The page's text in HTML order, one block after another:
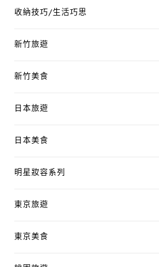
收納技巧/生活巧思
新竹旅遊
新竹美食
日本旅遊
日本美食
明星妝容系列
東京旅遊
東京美食